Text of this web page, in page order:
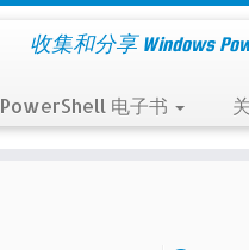
收集和分享 Windows
PowerShell 电子书